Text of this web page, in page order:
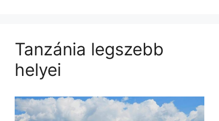
Tanzánia legszebb
helyei